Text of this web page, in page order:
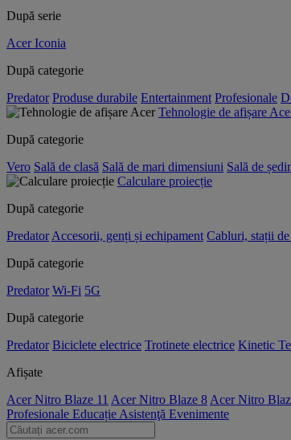
După serie
Acer Iconia
După categorie
Predator Produse durabile Entertainment Profesionale
Tehnologie de afișare
După categorie
Vero Sală de clasă Sală de mari dimensiuni Sală de
Calculare proiecție
După categorie
Predator Accesorii, genți și echipament Cabluri, stații
După categorie
Predator Wi-Fi 5G
După categorie
Predator Biciclete electrice Trotinete electrice Kinetic
Afișate
Acer Nitro Blaze 11 Acer Nitro Blaze 8 Acer Nitro
Profesionale Educație Asistenţă Evenimente